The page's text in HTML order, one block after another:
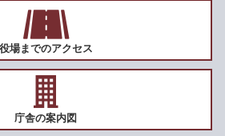
役場までのアクセス
庁舎の案内図